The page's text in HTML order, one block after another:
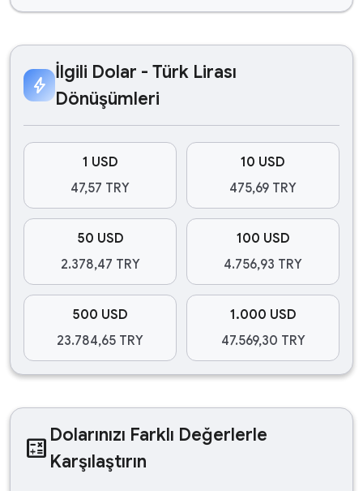
bolt
İlgili Dolar - Türk Lirası
Dönüşümleri
1 USD
47,57 TRY
10 USD
475,69 TRY
50 USD
2.378,47 TRY
100 USD
4.756,93 TRY
500 USD
23.784,65 TRY
1.000 USD
47.569,30 TRY
calculate Dolarınızı Farklı Değerlerle
Karşılaştırın